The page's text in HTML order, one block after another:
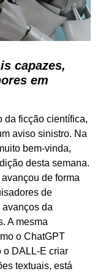
capazes,
em
da ficção científica,
aviso sinistro. Na
bem-vinda,
desta semana.
de forma
de
da
A mesma
o ChatGPT
o DALL-E criar
textuais, está